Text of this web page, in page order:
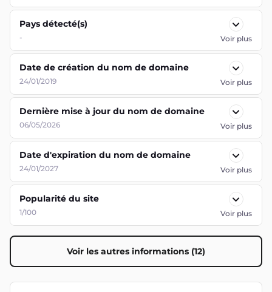
Pays détecté(s)
- Voir plus
Date de création du nom de domaine
24/01/2019 Voir plus
Dernière mise à jour du nom de domaine
06/05/2026 Voir plus
Date d'expiration du nom de domaine
24/01/2027 Voir plus
Popularité du site
1/100 Voir plus
Voir les autres informations (12)